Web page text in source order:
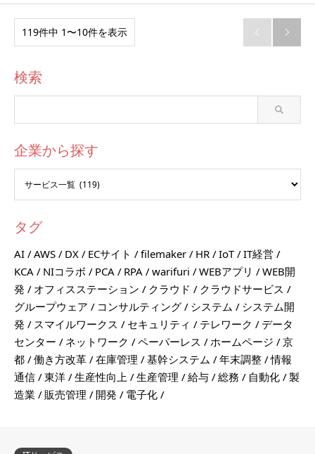
119件中 1〜10件を表示  
検索
企業から探す
タグ
AI AWS DX ECサイト filemaker HR IoT
IT経営
KCA
NIコラボ PCA RPA warifuri WEBアプリ
WEB開
発
オフィスステーション クラウド
クラウドサービス
グループウェア
コンサルティング システム
システム開
発
スマイルワークス セキュリティ テレワーク
データ
センター
ネットワーク ペーパーレス ホームページ
京
都
働き方改革 在庫管理 基幹システム 年末調整
情報
通信
東洋 生産性向上 生産管理 給与 総務 自動化
製
造業
販売管理 開発 電子化